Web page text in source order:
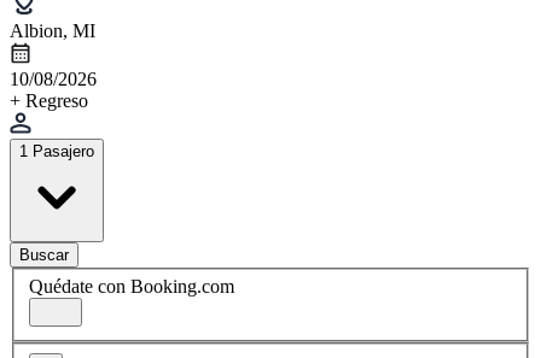
Albion, MI
10/08/2026
+ Regreso
1 Pasajero
Buscar
Quédate con Booking.com